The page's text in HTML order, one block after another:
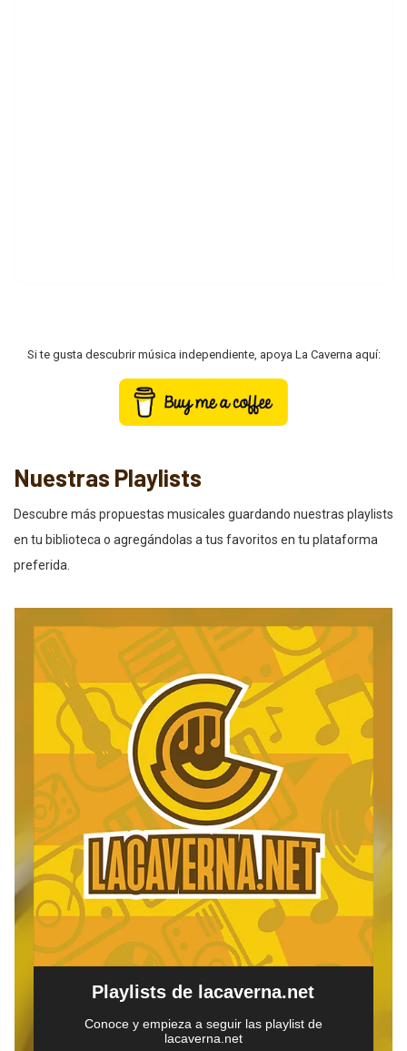
Si te gusta descubrir música independiente, apoya La Caverna aquí:
Nuestras Playlists
Descubre más propuestas musicales guardando nuestras playlists
en tu biblioteca o agregándolas a tus favoritos en tu plataforma
preferida.